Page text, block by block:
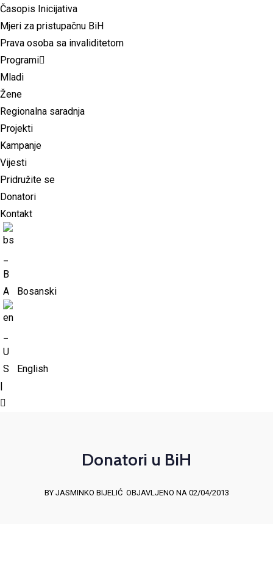
Časopis Inicijativa
Mjeri za pristupačnu BiH
Prava osoba sa invaliditetom
Programi
Mladi
Žene
Regionalna saradnja
Projekti
Kampanje
Vijesti
Pridružite se
Donatori
Kontakt
Bosanski
English
|
Donatori u BiH
BY JASMINKO BIJELIĆ OBJAVLJENO NA 02/04/2013